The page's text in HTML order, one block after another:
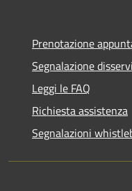
Prenotazione
Segnalazione
Leggi le FAQ
Richiesta assistenza
Segnalazioni